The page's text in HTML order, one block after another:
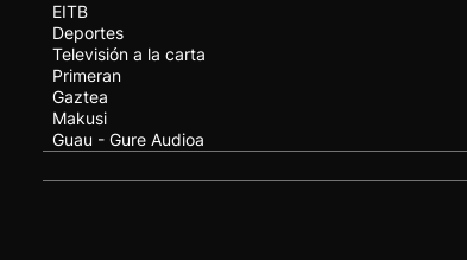
EITB
Deportes
Televisión a la carta
Primeran
Gaztea
Makusi
Guau - Gure Audioa